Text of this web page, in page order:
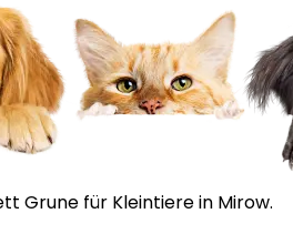
Grune für Kleintiere in Mirow.